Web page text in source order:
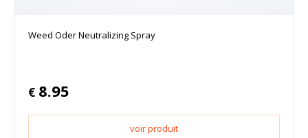
Weed Oder Neutralizing Spray
€ 8.95
voir produit